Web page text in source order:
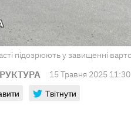
підозрюють у завищенні
15 Травня 2025 11:30
Твітнути